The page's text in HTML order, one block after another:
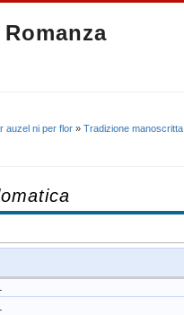
auzel ni per flor » Tradizione manoscritta